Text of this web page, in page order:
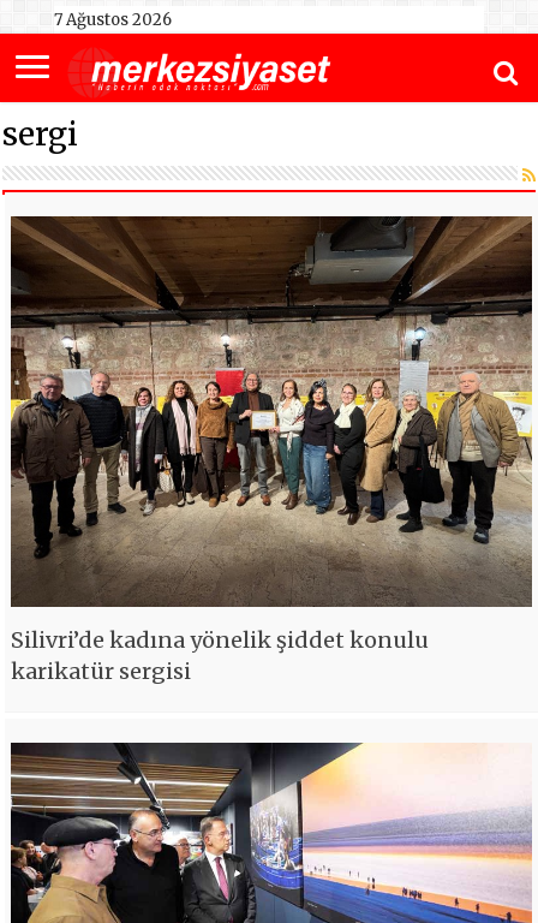
7 Ağustos 2026
sergi
Silivri’de kadına yönelik şiddet konulu
karikatür sergisi